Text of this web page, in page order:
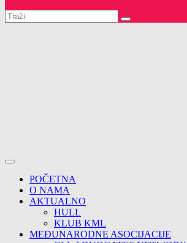
POČETNA
O NAMA
AKTUALNO
HULL
KLUB KML
MEĐUNARODNE ASOCIJACIJE